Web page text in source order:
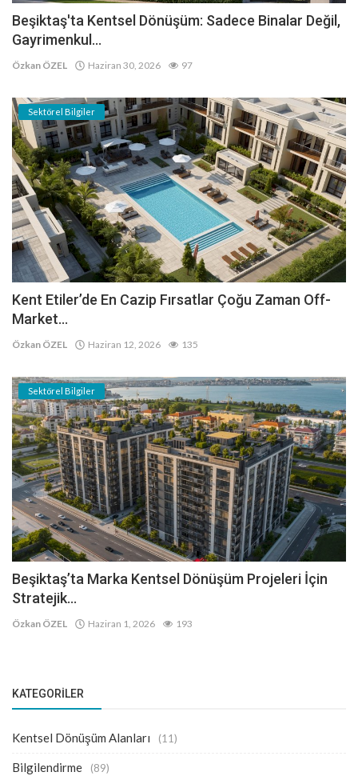
Beşiktaş'ta Kentsel Dönüşüm: Sadece Binalar Değil,
Gayrimenkul...
Özkan ÖZEL Haziran 30, 2026 97
Sektörel Bilgiler
Kent Etiler’de En Cazip Fırsatlar Çoğu Zaman Off-
Market...
Özkan ÖZEL Haziran 12, 2026 135
Sektörel Bilgiler
Beşiktaş’ta Marka Kentsel Dönüşüm Projeleri İçin
Stratejik...
Özkan ÖZEL Haziran 1, 2026 193
KATEGORILER
Kentsel Dönüşüm Alanları (11)
Bilgilendirme (89)